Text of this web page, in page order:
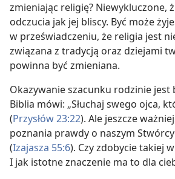
zmieniając religię? Niewykluczone,
odczucia jak jej bliscy. Być może
w przeświadczeniu, że religia jest
związana z tradycją oraz dziejami
powinna być zmieniana.
Okazywanie szacunku rodzinie jest
Biblia mówi: „Słuchaj swego ojca,
(Przysłów 23:22). Ale jeszcze
poznania prawdy o naszym
(Izajasza 55:6). Czy zdobycie takiej
I jak istotne znaczenie ma to dla